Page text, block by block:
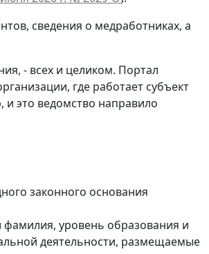
сведения о медработниках, а
- всех и целиком. Портал
где работает субъект
это ведомство направило
законного основания
фамилия, уровень образования и
деятельности, размещаемые